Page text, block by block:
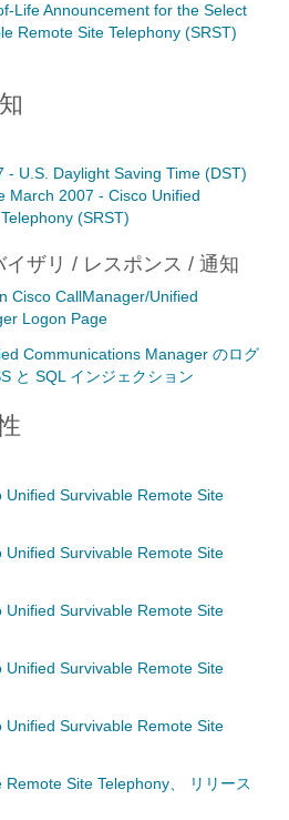
Life Announcement for the Select
Remote Site Telephony (SRST)
- U.S. Daylight Saving Time (DST)
March 2007 - Cisco Unified
(SRST)
ザリ / レスポンス / 通知
Cisco CallManager/Unified
Logon Page
Communications Manager のログ
と SQL インジェクション
Unified Survivable Remote Site
Unified Survivable Remote Site
Unified Survivable Remote Site
Unified Survivable Remote Site
Unified Survivable Remote Site
Site Telephony、 リリース